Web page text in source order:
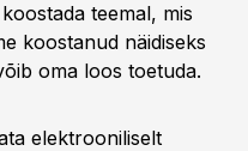
teemal, mis
koostanud näidiseks
oma loos toetuda.
elektrooniliselt